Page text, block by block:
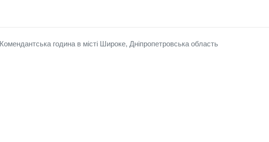
Комендантська година в місті Широке, Дніпропетровська область